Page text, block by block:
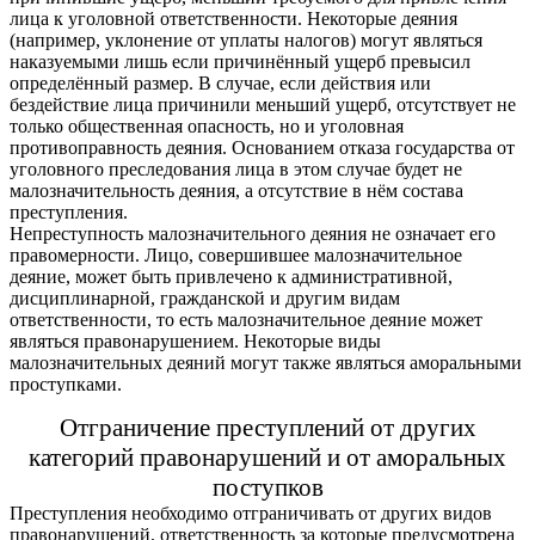
лица к уголовной ответственности. Некоторые деяния
(например, уклонение от уплаты налогов) могут являться
наказуемыми лишь если причинённый ущерб превысил
определённый размер. В случае, если действия или
бездействие лица причинили меньший ущерб, отсутствует не
только общественная опасность, но и уголовная
противоправность деяния. Основанием отказа государства от
уголовного преследования лица в этом случае будет не
малозначительность деяния, а отсутствие в нём состава
преступления.
Непреступность малозначительного деяния не означает его
правомерности. Лицо, совершившее малозначительное
деяние, может быть привлечено к административной,
дисциплинарной, гражданской и другим видам
ответственности, то есть малозначительное деяние может
являться правонарушением. Некоторые виды
малозначительных деяний могут также являться аморальными
проступками.
Отграничение преступлений от других
категорий правонарушений и от аморальных
поступков
Преступления необходимо отграничивать от других видов
правонарушений, ответственность за которые предусмотрена